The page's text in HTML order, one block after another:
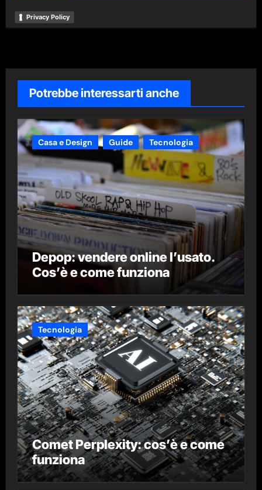
Privacy Policy
Potrebbe interessarti anche
Casa e Design Guide Tecnologia
Depop: vendere online l’usato.
Cos’è e come funziona
Tecnologia
Comet Perplexity: cos’è e come
funziona